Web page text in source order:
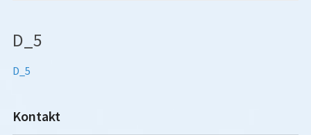
D_5
D_5
Kontakt